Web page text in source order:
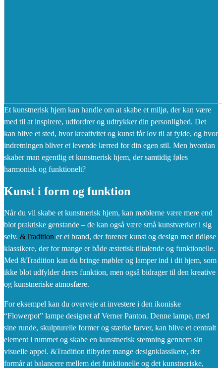
Et kunstnerisk hjem kan handle om at skabe et miljø, der kan være
med til at inspirere, udfordrer og udtrykker din personlighed. Det
kan blive et sted, hvor kreativitet og kunst får lov til at fylde, og hvor
indretningen bliver et levende lærred for din egen stil. Men hvordan
skaber man egentlig et kunstnerisk hjem, der samtidig føles
harmonisk og funktionelt?
Kunst i form og funktion
Når du vil skabe et kunstnerisk hjem, kan møblerne være mere end
blot praktiske genstande – de kan også være små kunstværker i sig
selv. &Tradition er et brand, der forener kunst og design med tidløse
klassikere, der for mange er både æstetisk tiltalende og funktionelle.
Med &Tradition kan du bringe møbler og lamper ind i dit hjem, som
ikke blot udfylder deres funktion, men også bidrager til den kreative
og kunstneriske atmosfære.
For eksempel kan du overveje at investere i den ikoniske
“Flowerpot” lampe designet af Verner Panton. Denne lampe, med
sine runde, skulpturelle former og stærke farver, kan blive et centralt
element i rummet og skabe en kunstnerisk stemning gennem sin
visuelle appel. &Tradition tilbyder mange designklassikere, der
formår at balancere mellem det funktionelle og det kunstneriske,